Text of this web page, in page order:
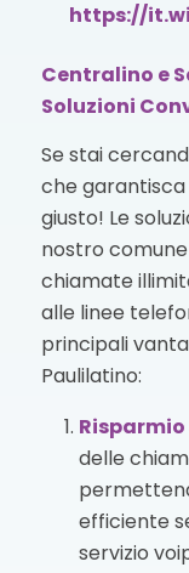
https://
Centralino e
Soluzioni
Se stai
che garantisca
giusto! Le
nostro
chiamate
alle linee
principali
Paulilatino:
delle
efficiente
servizio